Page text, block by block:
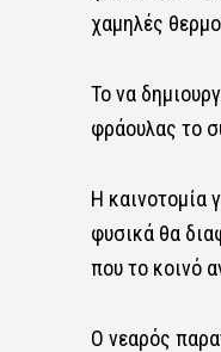
χαμηλές
Το να
φράουλας το
Η καινοτομία
φυσικά θα
που το κοινό
Ο νεαρός